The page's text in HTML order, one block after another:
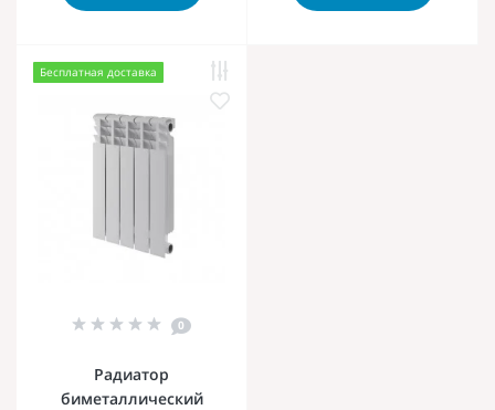
Бесплатная доставка
0
Радиатор
биметаллический